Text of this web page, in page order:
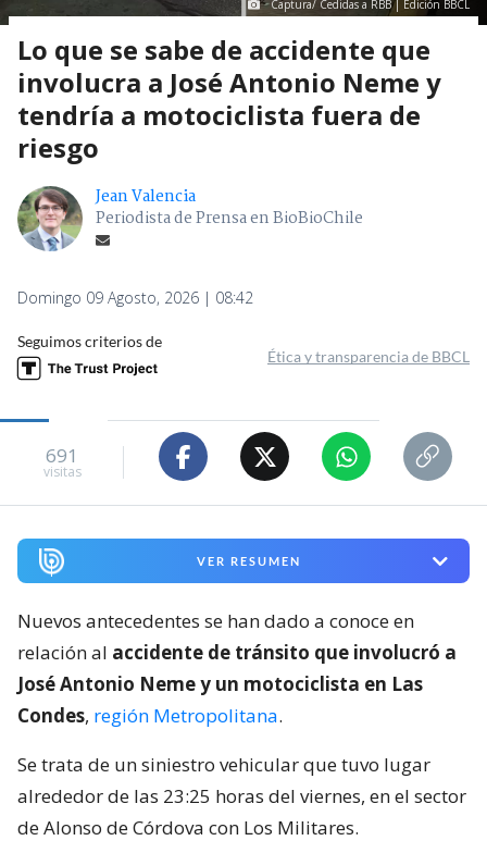
Captura/ Cedidas a RBB | Edición BBCL
Lo que se sabe de accidente que
involucra a José Antonio Neme y
tendría a motociclista fuera de
riesgo
Jean Valencia
Periodista de Prensa en BioBioChile
Domingo 09 Agosto, 2026 | 08:42
Seguimos criterios de
Ética y transparencia de BBCL
691
visitas
VER RESUMEN
Nuevos antecedentes se han dado a conoce en
relación al accidente de tránsito que involucró a
José Antonio Neme y un motociclista en Las
Condes, región Metropolitana.
Se trata de un siniestro vehicular que tuvo lugar
alrededor de las 23:25 horas del viernes, en el sector
de Alonso de Córdova con Los Militares.